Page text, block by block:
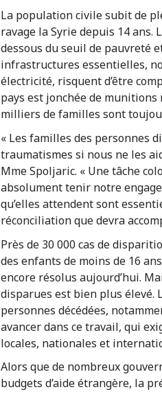
La population civile subit de
ravage la Syrie depuis 14 ans.
dessous du seuil de pauvreté
infrastructures essentielles,
électricité, risquent d’être
pays est jonchée de munitions
milliers de familles sont
« Les familles des personnes
traumatismes si nous ne les
Mme Spoljaric. « Une tâche
absolument tenir notre
qu’elles attendent sont
réconciliation que devra
Près de 30 000 cas de
des enfants de moins de 16
encore résolus aujourd’hui.
disparues est bien plus élevé.
personnes décédées,
avancer dans ce travail, qui
locales, nationales et
Alors que de nombreux
budgets d’aide étrangère, la